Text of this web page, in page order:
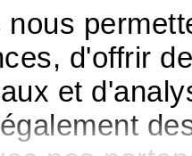
nous
d'offrir
et